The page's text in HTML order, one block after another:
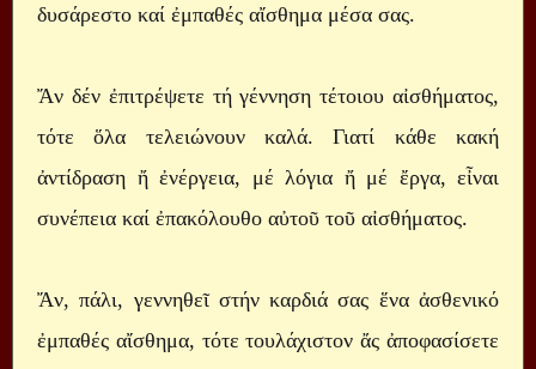
δυσάρεστο καί ἐμπαθές αἴσθημα μέσα σας.
Ἄν δέν ἐπιτρέψετε τή γέννηση τέτοιου αἰσθήματος,
τότε ὅλα τελειώνουν καλά. Γιατί κάθε κακή
ἀντίδραση ἤ ἐνέργεια, μέ λόγια ἤ μέ ἔργα, εἶναι
συνέπεια καί ἐπακόλουθο αὐτοῦ τοῦ αἰσθήματος.
Ἄν, πάλι, γεννηθεῖ στήν καρδιά σας ἕνα ἀσθενικό
ἐμπαθές αἴσθημα, τότε τουλάχιστον ἄς ἀποφασίσετε